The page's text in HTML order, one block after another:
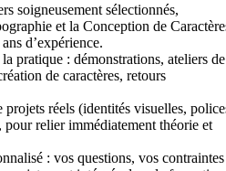
soigneusement sélectionnés,
et la Conception de
d’expérience.
pratique : démonstrations, ateliers de
de caractères, retours
projets réels (identités visuelles,
relier immédiatement théorie et
: vos questions, vos contraintes